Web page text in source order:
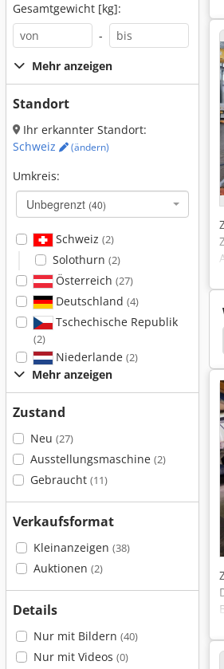
Gesamtgewicht [kg]:
-
Mehr anzeigen
Standort
Ihr erkannter Standort:
Schweiz
(ändern)
Umkreis:
Unbegrenzt (40)
Schweiz (2)
Solothurn (2)
Österreich (27)
Deutschland (4)
Tschechische Republik
(2)
Niederlande (2)
Mehr anzeigen
Zustand
Neu (27)
Ausstellungsmaschine (2)
Gebraucht (11)
Verkaufsformat
Kleinanzeigen (38)
Auktionen (2)
Details
Nur mit Bildern (40)
Nur mit Videos (0)
Elb Schliff